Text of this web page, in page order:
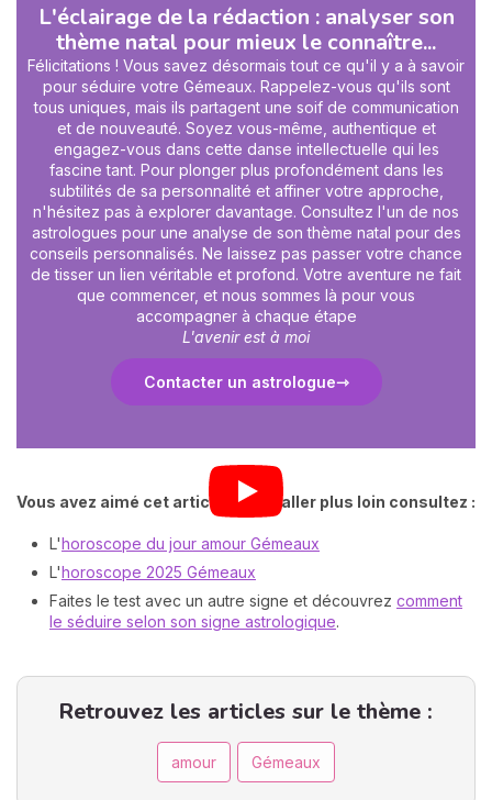
L'éclairage de la rédaction : analyser son
thème natal pour mieux le connaître...
Félicitations ! Vous savez désormais tout ce qu'il y a à savoir
pour séduire votre Gémeaux. Rappelez-vous qu'ils sont
tous uniques, mais ils partagent une soif de communication
et de nouveauté. Soyez vous-même, authentique et
engagez-vous dans cette danse intellectuelle qui les
fascine tant. Pour plonger plus profondément dans les
subtilités de sa personnalité et affiner votre approche,
n'hésitez pas à explorer davantage. Consultez l'un de nos
astrologues pour une analyse de son thème natal pour des
conseils personnalisés. Ne laissez pas passer votre chance
de tisser un lien véritable et profond. Votre aventure ne fait
que commencer, et nous sommes là pour vous
accompagner à chaque étape
L'avenir est à moi
Contacter un astrologue
Vous avez aimé cet article ? Pour aller plus loin consultez :
L'horoscope du jour amour Gémeaux
L'horoscope 2025 Gémeaux
Faites le test avec un autre signe et découvrez comment
le séduire selon son signe astrologique.
Retrouvez les articles sur le thème :
amour Gémeaux